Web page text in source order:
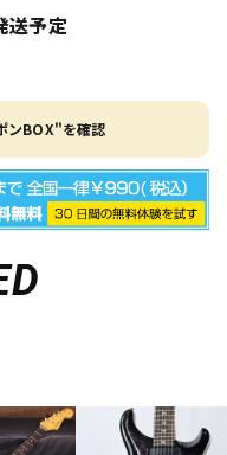
送予定
ンBOX"を確認